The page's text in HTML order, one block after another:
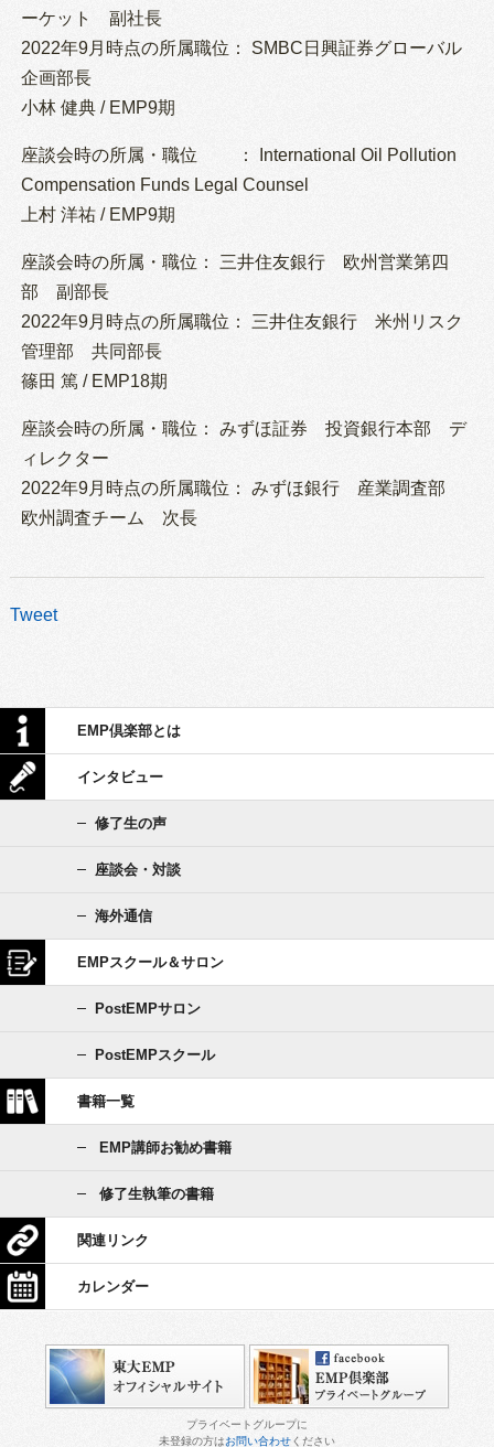
ーケット 副社長
2022年9月時点の所属職位： SMBC日興証券グローバル
企画部長
小林 健典 / EMP9期
座談会時の所属・職位 ： International Oil Pollution
Compensation Funds Legal Counsel
上村 洋祐 / EMP9期
座談会時の所属・職位： 三井住友銀行 欧州営業第四
部 副部長
2022年9月時点の所属職位： 三井住友銀行 米州リスク
管理部 共同部長
篠田 篤 / EMP18期
座談会時の所属・職位： みずほ証券 投資銀行本部 デ
ィレクター
2022年9月時点の所属職位： みずほ銀行 産業調査部
欧州調査チーム 次長
Tweet
EMP倶楽部とは
インタビュー
修了生の声
座談会・対談
海外通信
EMPスクール＆サロン
PostEMPサロン
PostEMPスクール
書籍一覧
EMP講師お勧め書籍
修了生執筆の書籍
関連リンク
カレンダー
プライベートグループに
未登録の方はお問い合わせください